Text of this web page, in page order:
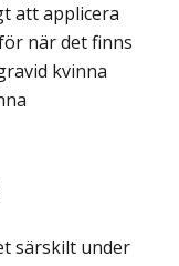
att applicera
när det finns
kvinna
särskilt under